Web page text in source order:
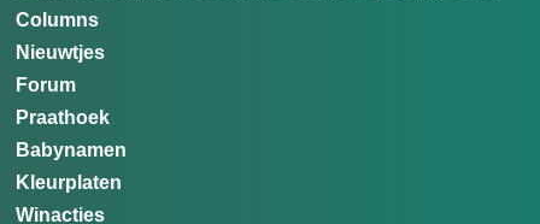
Columns
Nieuwtjes
Forum
Praathoek
Babynamen
Kleurplaten
Winacties